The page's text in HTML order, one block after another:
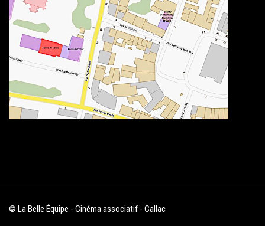
© La Belle Équipe - Cinéma associatif - Callac